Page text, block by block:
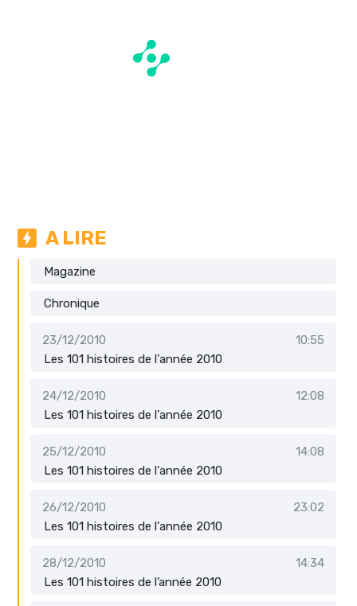
A LIRE
Magazine
Chronique
23/12/2010
10:55
Les 101 histoires de l'année 2010
24/12/2010
12:08
Les 101 histoires de l'année 2010
25/12/2010
14:08
Les 101 histoires de l'année 2010
26/12/2010
23:02
Les 101 histoires de l'année 2010
28/12/2010
14:34
Les 101 histoires de l’année 2010